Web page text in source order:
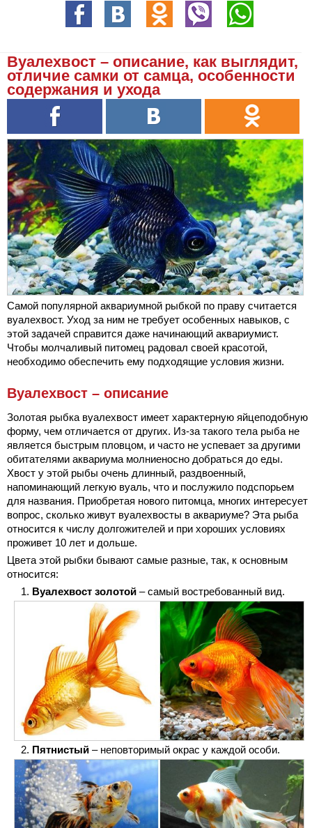
Вуалехвост – описание, как выглядит,
отличие самки от самца, особенности
содержания и ухода
Самой популярной аквариумной рыбкой по праву считается
вуалехвост. Уход за ним не требует особенных навыков, с
этой задачей справится даже начинающий аквариумист.
Чтобы молчаливый питомец радовал своей красотой,
необходимо обеспечить ему подходящие условия жизни.
Вуалехвост – описание
Золотая рыбка вуалехвост имеет характерную яйцеподобную
форму, чем отличается от других. Из-за такого тела рыба не
является быстрым пловцом, и часто не успевает за другими
обитателями аквариума молниеносно добраться до еды.
Хвост у этой рыбы очень длинный, раздвоенный,
напоминающий легкую вуаль, что и послужило подспорьем
для названия. Приобретая нового питомца, многих интересует
вопрос, сколько живут вуалехвосты в аквариуме? Эта рыба
относится к числу долгожителей и при хороших условиях
проживет 10 лет и дольше.
Цвета этой рыбки бывают самые разные, так, к основным
относится:
Вуалехвост золотой – самый востребованный вид.
Пятнистый – неповторимый окрас у каждой особи.